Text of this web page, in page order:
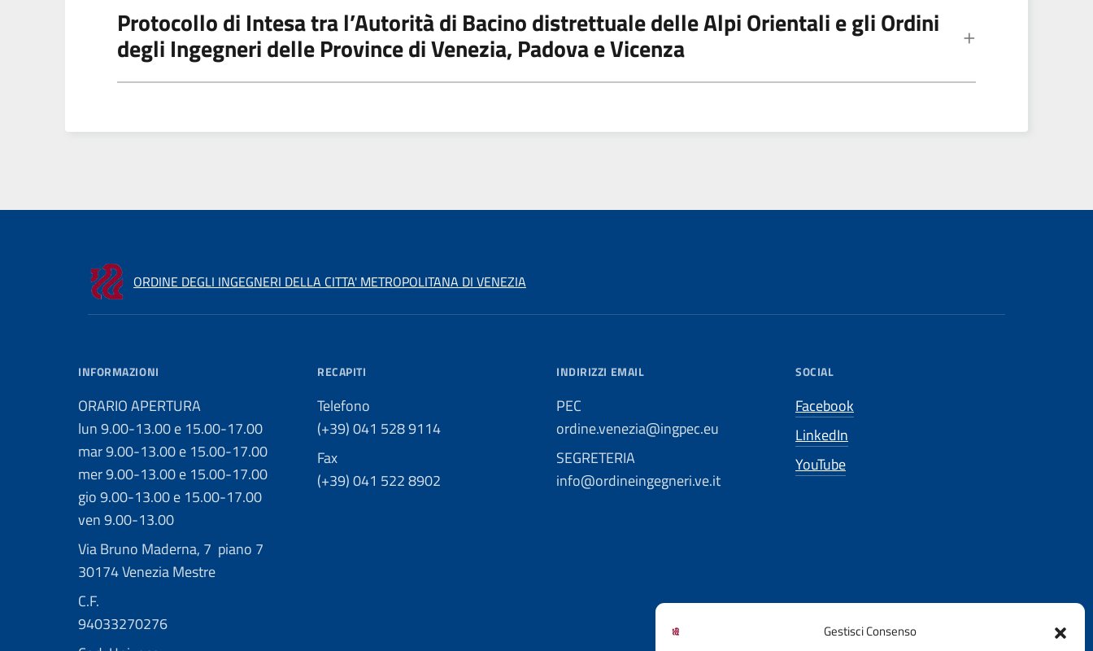
Gestisci Consenso
Protocollo di Intesa tra l’Autorità di Bacino distrettuale delle Alpi Orientali e gli Ordini
degli Ingegneri delle Province di Venezia, Padova e Vicenza
ORDINE DEGLI INGEGNERI DELLA CITTA' METROPOLITANA DI VENEZIA
INFORMAZIONI
ORARIO APERTURA
lun 9.00-13.00 e 15.00-17.00
mar 9.00-13.00 e 15.00-17.00
mer 9.00-13.00 e 15.00-17.00
gio 9.00-13.00 e 15.00-17.00
ven 9.00-13.00
Via Bruno Maderna, 7 piano 7
30174 Venezia Mestre
C.F.
94033270276
RECAPITI
Telefono
(+39) 041 528 9114
Fax
(+39) 041 522 8902
INDIRIZZI EMAIL
PEC
ordine.venezia@ingpec.eu
SEGRETERIA
info@ordineingegneri.ve.it
SOCIAL
Facebook
LinkedIn
YouTube